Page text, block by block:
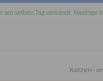
selben Tag versandt. Niedrige
Katzen-